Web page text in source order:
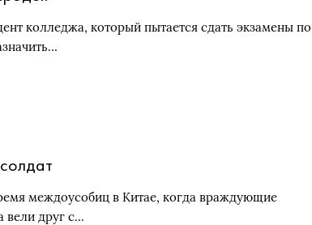
колледжа, который пытается сдать экзамены по
междоусобиц в Китае, когда враждующие
вели друг с…